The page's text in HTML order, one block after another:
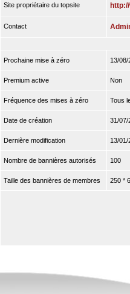
Site propriétaire du topsite
Contact
Prochaine mise à zéro 13/08/
Premium active Non
Fréquence des mises à zéro Tous
Date de création 31/07/
Dernière modification 13/01/
Nombre de bannières autorisés 100
Taille des bannières de membres 250 *